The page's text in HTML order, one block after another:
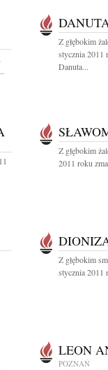
Z głębokim
stycznia 2011
Danuta...
Z głębokim
2011 roku
Z głębokim
stycznia 2011
LEON
POZNAŃ